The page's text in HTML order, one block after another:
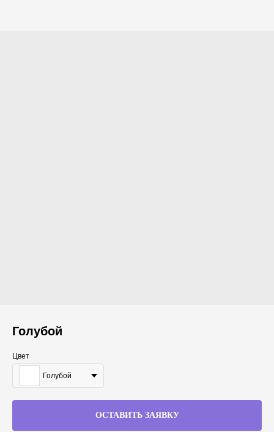
Голубой
Цвет
Голубой
ОСТАВИТЬ ЗАЯВКУ